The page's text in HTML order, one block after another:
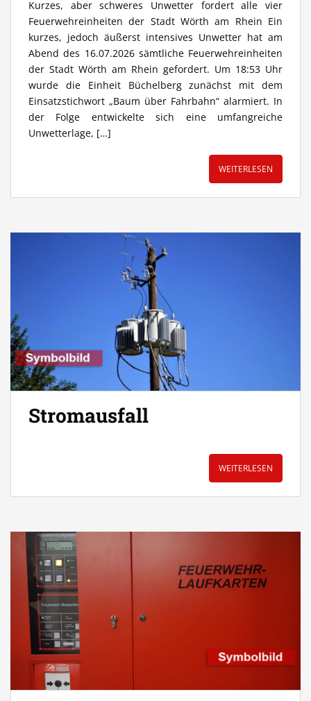
Kurzes, aber schweres Unwetter fordert alle vier
Feuerwehreinheiten der Stadt Wörth am Rhein Ein
kurzes, jedoch äußerst intensives Unwetter hat am
Abend des 16.07.2026 sämtliche Feuerwehreinheiten
der Stadt Wörth am Rhein gefordert. Um 18:53 Uhr
wurde die Einheit Büchelberg zunächst mit dem
Einsatzstichwort „Baum über Fahrbahn“ alarmiert. In
der Folge entwickelte sich eine umfangreiche
Unwetterlage, […]
WEITERLESEN
Stromausfall
WEITERLESEN